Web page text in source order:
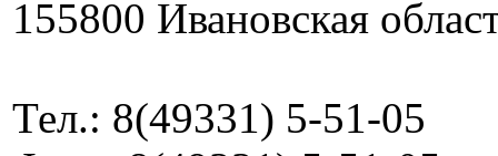
155800 Ивановская
Тел.: 8(49331) 5-51-05